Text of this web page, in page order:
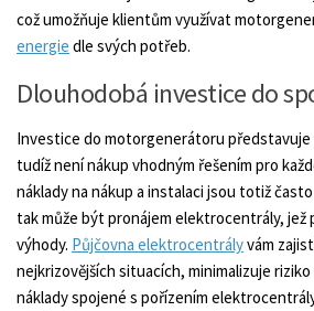
což umožňuje klientům využívat
energie dle svých potřeb.
Dlouhodobá investice do
Investice do motorgenerátoru představuje
tudíž není nákup vhodným řešením pro
náklady na nákup a instalaci jsou totiž
tak může být pronájem elektrocentrály,
výhody. Půjčovna elektrocentrályvám
nejkrizovějších situacích, minimalizuje
náklady spojené s pořízením